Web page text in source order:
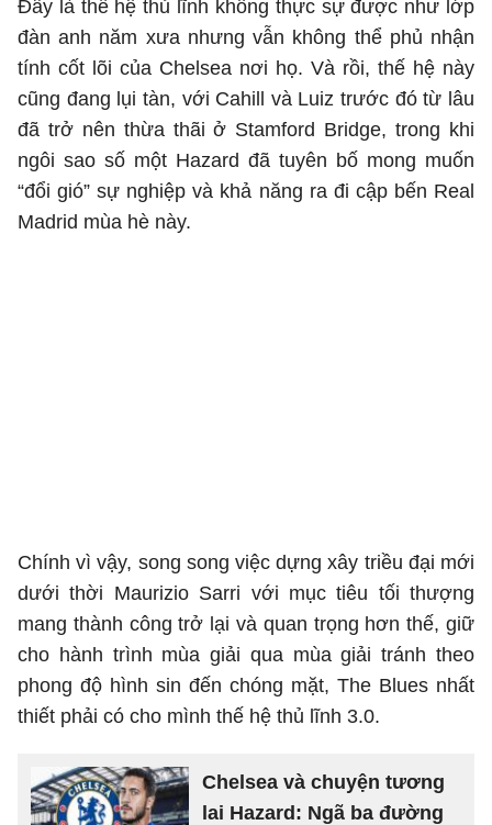
Đây là thế hệ thủ lĩnh không thực sự được như lớp
đàn anh năm xưa nhưng vẫn không thể phủ nhận
tính cốt lõi của Chelsea nơi họ. Và rồi, thế hệ này
cũng đang lụi tàn, với Cahill và Luiz trước đó từ lâu
đã trở nên thừa thãi ở Stamford Bridge, trong khi
ngôi sao số một Hazard đã tuyên bố mong muốn
“đổi gió” sự nghiệp và khả năng ra đi cập bến Real
Madrid mùa hè này.
Chính vì vậy, song song việc dựng xây triều đại mới
dưới thời Maurizio Sarri với mục tiêu tối thượng
mang thành công trở lại và quan trọng hơn thế, giữ
cho hành trình mùa giải qua mùa giải tránh theo
phong độ hình sin đến chóng mặt, The Blues nhất
thiết phải có cho mình thế hệ thủ lĩnh 3.0.
Chelsea và chuyện tương
lai Hazard: Ngã ba đường